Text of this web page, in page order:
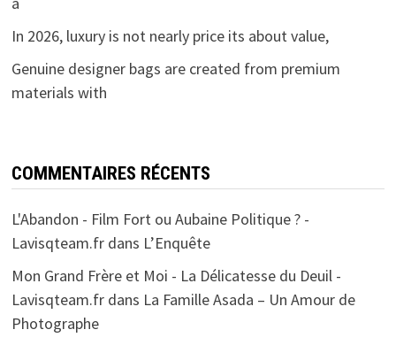
In 2026, luxury is not nearly price its about value,
Genuine designer bags are created from premium
materials with
COMMENTAIRES RÉCENTS
L'Abandon - Film Fort ou Aubaine Politique ? -
Lavisqteam.frdans L’Enquête
Mon Grand Frère et Moi - La Délicatesse du Deuil -
Lavisqteam.frdans La Famille Asada – Un Amour de
Photographe